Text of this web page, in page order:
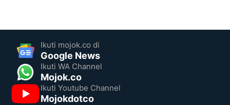
Ikuti mojok.co di
Google News
Ikuti WA Channel
Mojok.co
Ikuti Youtube Channel
Mojokdotco